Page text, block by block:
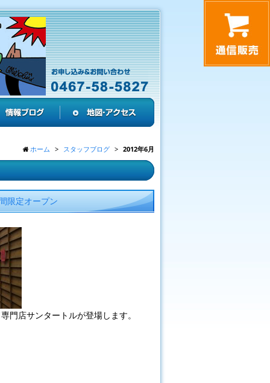
ホーム スタッフブログ 2012年6月
限定オープン
門店サンタートルが登場します。